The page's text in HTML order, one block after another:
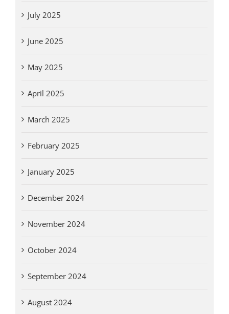
July 2025
June 2025
May 2025
April 2025
March 2025
February 2025
January 2025
December 2024
November 2024
October 2024
September 2024
August 2024